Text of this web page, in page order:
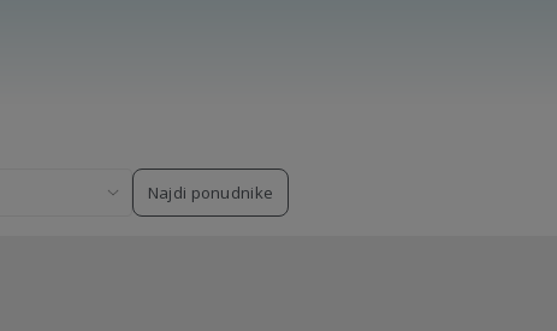
Najdi ponudnike